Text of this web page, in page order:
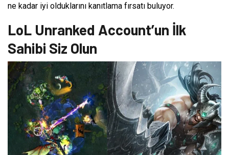
ne kadar iyi olduklarını kanıtlama fırsatı buluyor.
LoL Unranked Account’un İlk
Sahibi Siz Olun